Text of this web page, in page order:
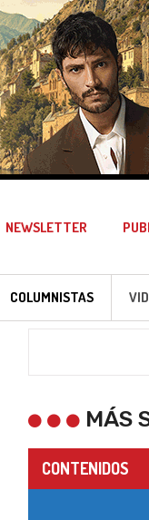
NEWSLETTER
COLUMNISTAS
MÁS
CONTENIDOS